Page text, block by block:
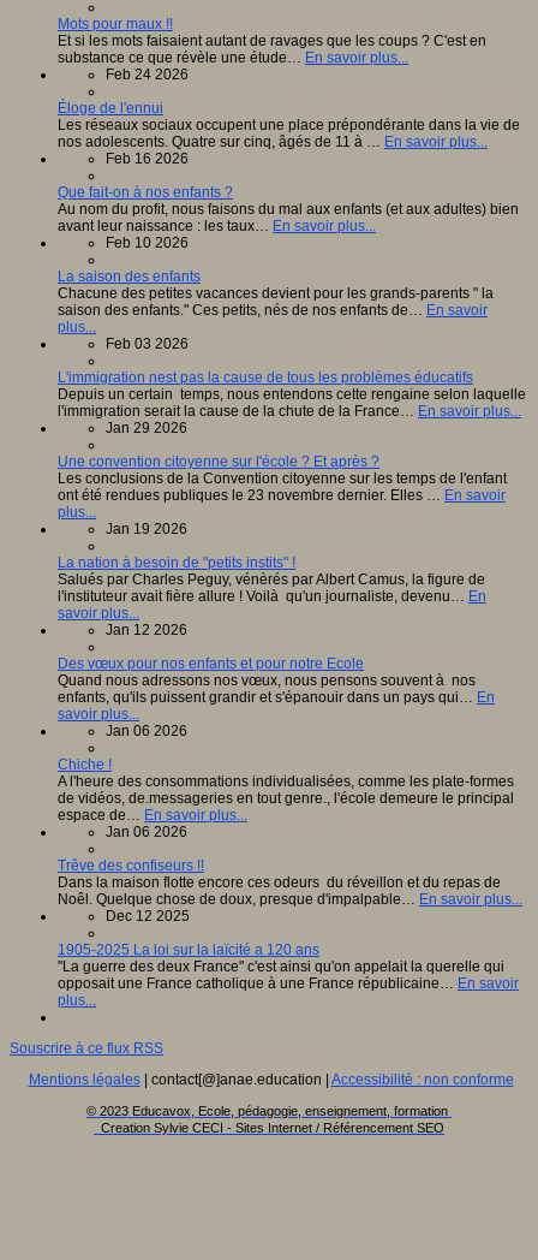
Mots pour maux !!
Et si les mots faisaient autant de ravages que les coups ? C'est en
substance ce que révèle une étude… En savoir plus...
Feb 24 2026
Éloge de l'ennui
Les réseaux sociaux occupent une place prépondérante dans la vie de
nos adolescents. Quatre sur cinq, âgés de 11 à … En savoir plus...
Feb 16 2026
Que fait-on à nos enfants ?
Au nom du profit, nous faisons du mal aux enfants (et aux adultes) bien
avant leur naissance : les taux… En savoir plus...
Feb 10 2026
La saison des enfants
Chacune des petites vacances devient pour les grands-parents " la
saison des enfants." Ces petits, nés de nos enfants de… En savoir
plus...
Feb 03 2026
L'immigration nest pas la cause de tous les problèmes éducatifs
Depuis un certain temps, nous entendons cette rengaine selon laquelle
l'immigration serait la cause de la chute de la France… En savoir plus...
Jan 29 2026
Une convention citoyenne sur l'école ? Et après ?
Les conclusions de la Convention citoyenne sur les temps de l'enfant
ont été rendues publiques le 23 novembre dernier. Elles … En savoir
plus...
Jan 19 2026
La nation à besoin de "petits instits" !
Salués par Charles Peguy, vénèrés par Albert Camus, la figure de
l'instituteur avait fière allure ! Voilà qu'un journaliste, devenu… En
savoir plus...
Jan 12 2026
Des vœux pour nos enfants et pour notre Ecole
Quand nous adressons nos vœux, nous pensons souvent à nos
enfants, qu'ils puissent grandir et s'épanouir dans un pays qui… En
savoir plus...
Jan 06 2026
Chiche !
A l'heure des consommations individualisées, comme les plate-formes
de vidéos, de.messageries en tout genre., l'école demeure le principal
espace de… En savoir plus...
Jan 06 2026
Trêve des confiseurs !!
Dans la maison flotte encore ces odeurs du réveillon et du repas de
Noêl. Quelque chose de doux, presque d'impalpable… En savoir plus...
Dec 12 2025
1905-2025 La loi sur la laïcité a 120 ans
"La guerre des deux France" c'est ainsi qu'on appelait la querelle qui
opposait une France catholique à une France républicaine… En savoir
plus...
Souscrire à ce flux RSS
Mentions légales| contact[@]anae.education | Accessibilité : non conforme
© 2023 Educavox, Ecole, pédagogie, enseignement, formation
Creation Sylvie CECI - Sites Internet / Référencement SEO